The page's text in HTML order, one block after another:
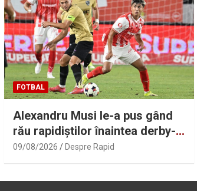
FOTBAL
Alexandru Musi le-a pus gând
rău rapidiștilor înaintea derby-
ului de săptămâna viitoare: „O
să fie foc!”
09/08/2026 Despre Rapid